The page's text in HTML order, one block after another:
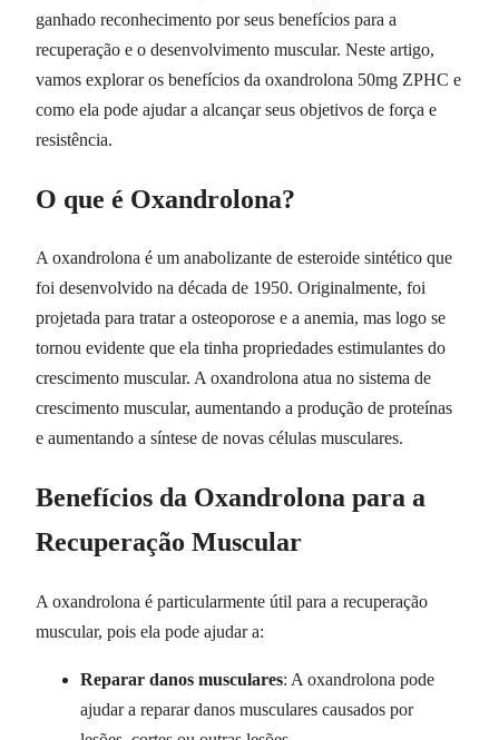
ganhado reconhecimento por seus benefícios para a
recuperação e o desenvolvimento muscular. Neste artigo,
vamos explorar os benefícios da oxandrolona 50mg ZPHC e
como ela pode ajudar a alcançar seus objetivos de força e
resistência.
O que é Oxandrolona?
A oxandrolona é um anabolizante de esteroide sintético que
foi desenvolvido na década de 1950. Originalmente, foi
projetada para tratar a osteoporose e a anemia, mas logo se
tornou evidente que ela tinha propriedades estimulantes do
crescimento muscular. A oxandrolona atua no sistema de
crescimento muscular, aumentando a produção de proteínas
e aumentando a síntese de novas células musculares.
Benefícios da Oxandrolona para a
Recuperação Muscular
A oxandrolona é particularmente útil para a recuperação
muscular, pois ela pode ajudar a:
Reparar danos musculares: A oxandrolona pode
ajudar a reparar danos musculares causados por